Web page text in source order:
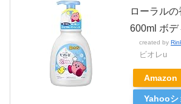
ローラル
600ml ボ
created by
ビオレu
Amazon
Yahooシ